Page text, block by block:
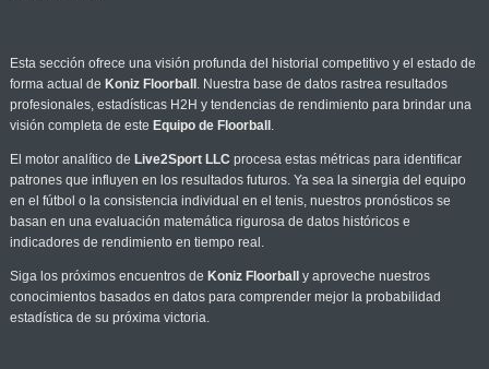
Esta sección ofrece una visión profunda del historial competitivo y el estado de
forma actual de Koniz Floorball . Nuestra base de datos rastrea resultados
profesionales, estadísticas H2H y tendencias de rendimiento para brindar una
visión completa de este Equipo de Floorball .
El motor analítico de Live2Sport LLC procesa estas métricas para identificar
patrones que influyen en los resultados futuros. Ya sea la sinergia del equipo
en el fútbol o la consistencia individual en el tenis, nuestros pronósticos se
basan en una evaluación matemática rigurosa de datos históricos e
indicadores de rendimiento en tiempo real.
Siga los próximos encuentros de Koniz Floorball
y aproveche nuestros
conocimientos basados en datos para comprender mejor la probabilidad
estadística de su próxima victoria.